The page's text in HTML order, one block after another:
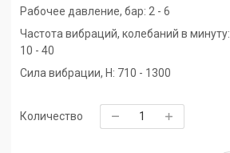
Рабочее давление, бар: 2 - 6
Частота вибраций, колебаний в минуту:
10 - 40
Сила вибрации, H: 710 - 1300
Количество